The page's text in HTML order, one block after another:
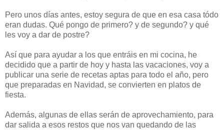
Pero unos días antes, estoy segura de que en esa casa tódo
eran dudas. Qué pongo de primero? y de segundo? y qué
les voy a dar de postre?
Así que para ayudar a los que entráis en mi cocina, he
decidido que a partir de hoy y hasta las vacaciones, voy a
publicar una serie de recetas aptas para todo el año, pero
que preparadas en Navidad, se convierten en platos de
fiesta.
Además, algunas de ellas serán de aprovechamiento, para
dar salida a esos restos que nos van quedando de las